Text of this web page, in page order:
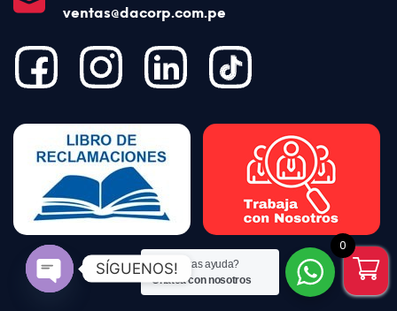
ventas@dacorp.com.pe
¿Necesitas ayuda?
Chatea con nosotros
0
SÍGUENOS!